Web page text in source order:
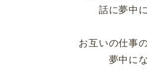
話に夢中
お互いの仕事
夢中に